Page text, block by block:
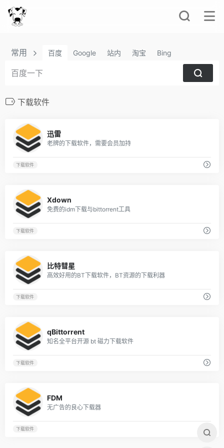
常用 百度 Google 站内 淘宝 Bing
下载软件
迅雷
老牌的下载软件，需要会员加持
下载软件
Xdown
免费的idm下载与bittorrent工具
下载软件
比特彗星
高效好用的BT下载软件，BT资源的下载利器
下载软件
qBittorrent
知名全平台开源 bt 磁力下载软件
下载软件
FDM
无广告的良心下载器
下载软件